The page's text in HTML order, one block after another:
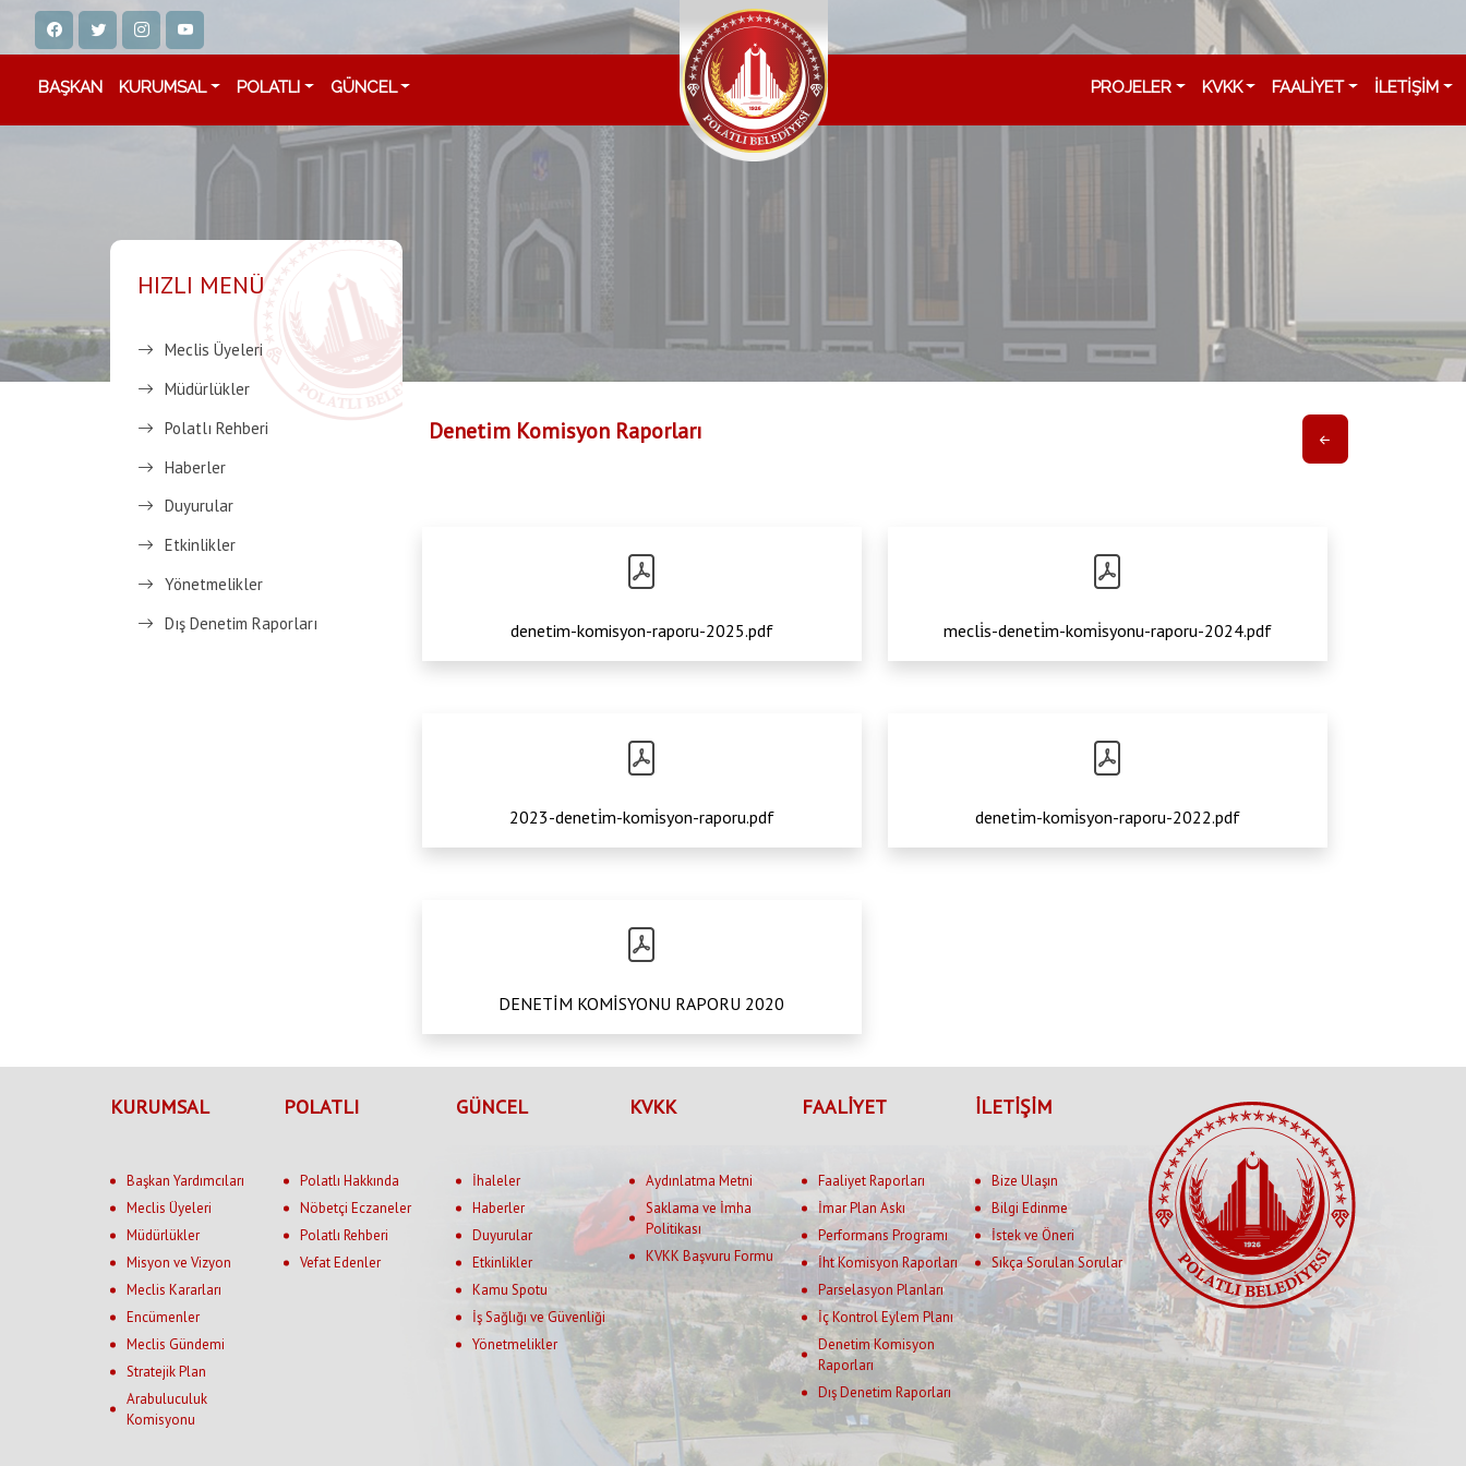
BAŞKAN KURUMSAL POLATLI GÜNCEL PROJELER KVKK FAALİYET İLETİŞİM
HIZLI MENÜ
Meclis Üyeleri
Müdürlükler
Polatlı Rehberi
Haberler
Duyurular
Etkinlikler
Yönetmelikler
Dış Denetim Raporları
Denetim Komisyon Raporları
denetim-komisyon-raporu-2025.pdf mecli̇s-deneti̇m-komi̇syonu-raporu-2024.pdf
2023-deneti̇m-komi̇syon-raporu.pdf deneti̇m-komi̇syon-raporu-2022.pdf
DENETİM KOMİSYONU RAPORU 2020
KURUMSAL
Başkan Yardımcıları
Meclis Üyeleri
Müdürlükler
Misyon ve Vizyon
Meclis Kararları
Encümenler
Meclis Gündemi
Stratejik Plan
Arabuluculuk
Komisyonu
POLATLI
Polatlı Hakkında
Nöbetçi Eczaneler
Polatlı Rehberi
Vefat Edenler
GÜNCEL
İhaleler
Haberler
Duyurular
Etkinlikler
Kamu Spotu
İş Sağlığı ve Güvenliği
Yönetmelikler
KVKK
Aydınlatma Metni
Saklama ve İmha
Politikası
KVKK Başvuru Formu
FAALİYET
Faaliyet Raporları
İmar Plan Askı
Performans Programı
İht Komisyon Raporları
Parselasyon Planları
İç Kontrol Eylem Planı
Denetim Komisyon
Raporları
Dış Denetim Raporları
İLETİŞİM
Bize Ulaşın
Bilgi Edinme
İstek ve Öneri
Sıkça Sorulan Sorular